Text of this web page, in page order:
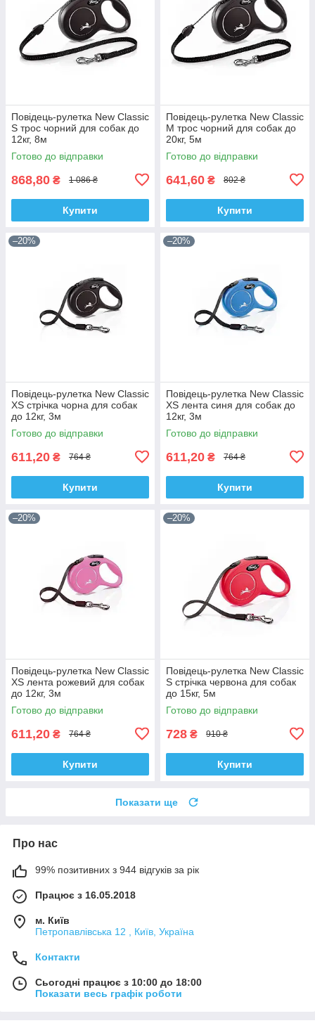
Повідець-рулетка New Classic
S трос чорний для собак до
12кг, 8м
Готово до відправки
868,80 ₴ 1 086 ₴
Купити
Повідець-рулетка New Classic
M трос чорний для собак до
20кг, 5м
Готово до відправки
641,60 ₴ 802 ₴
Купити
–20%
Повідець-рулетка New Classic
ХS стрічка чорна для собак
до 12кг, 3м
Готово до відправки
611,20 ₴ 764 ₴
Купити
–20%
Повідець-рулетка New Classic
ХS лента синя для собак до
12кг, 3м
Готово до відправки
611,20 ₴ 764 ₴
Купити
–20%
Повідець-рулетка New Classic
ХS лента рожевий для собак
до 12кг, 3м
Готово до відправки
611,20 ₴ 764 ₴
Купити
–20%
Повідець-рулетка New Classic
S стрічка червона для собак
до 15кг, 5м
Готово до відправки
728 ₴ 910 ₴
Купити
Показати ще
Про нас
99% позитивних з 944 відгуків за рік
Працює з 16.05.2018
м. Київ
Петропавлівська 12 , Київ, Україна
Контакти
Сьогодні працює з 10:00 до 18:00
Показати весь графік роботи